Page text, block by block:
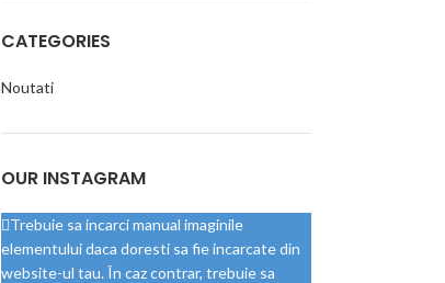
CATEGORIES
Noutati
OUR INSTAGRAM
Trebuie sa incarci manual imaginile
elementului daca doresti sa fie incarcate din
website-ul tau. În caz contrar, trebuie sa